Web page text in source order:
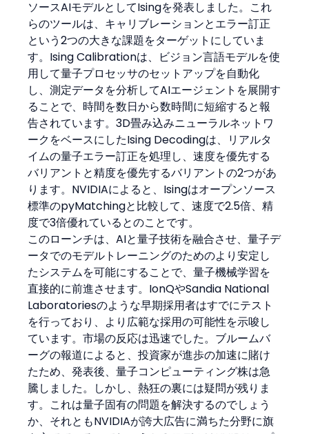
ソースAIモデルとしてIsingを発表しました。これ
らのツールは、キャリブレーションとエラー訂正
という2つの大きな課題をターゲットにしていま
す。Ising Calibrationは、ビジョン言語モデルを使
用して量子プロセッサのセットアップを自動化
し、測定データを分析してAIエージェントを展開す
ることで、時間を数日から数時間に短縮すると報
告されています。3D畳み込みニューラルネットワ
ークをベースにしたIsing Decodingは、リアルタ
イムの量子エラー訂正を処理し、速度を優先する
バリアントと精度を優先するバリアントの2つがあ
ります。NVIDIAによると、Isingはオープンソース
標準のpyMatchingと比較して、速度で2.5倍、精
度で3倍優れているとのことです。
このローンチは、AIと量子技術を融合させ、量子デ
ータでのモデルトレーニングのためのより安定し
たシステムを可能にすることで、量子機械学習を
直接的に前進させます。IonQやSandia National
Laboratoriesのような早期採用者はすでにテスト
を行っており、より広範な採用の可能性を示唆し
ています。市場の反応は迅速でした。ブルームバ
ーグの報道によると、投資家が進歩の加速に賭け
たため、発表後、量子コンピューティング株は急
騰しました。しかし、熱狂の裏には疑問が残りま
す。これは量子固有の問題を解決するのでしょう
か、それともNVIDIAが誇大広告に満ちた分野に旗